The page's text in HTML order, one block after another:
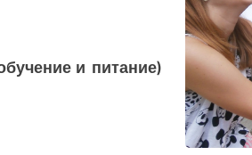
и питание)